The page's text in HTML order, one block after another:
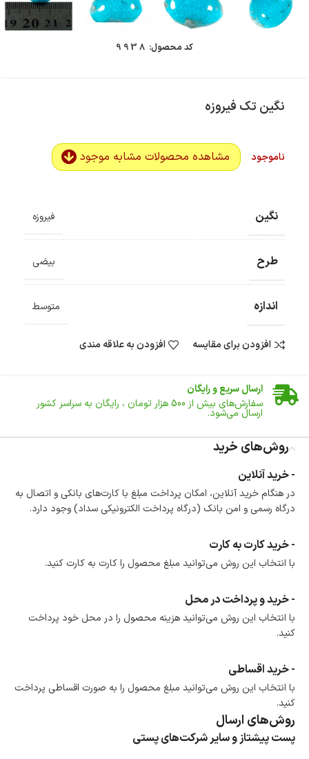
کد محصول: 9938
نگین تک فیروزه
ناموجود مشاهده محصولات مشابه موجود
نگین فیروزه
طرح بیضی
اندازه متوسط
افزودن برای مقایسه افزودن به علاقه مندی
ضمانت اصالت کالا
ارسال سریع و رایگان
سفارش‌های بیش از 500 هزار تومان ، رایگان به سراسر کشور
ارسال می‌شود.
تا 14 روز پس از تحویل کالا می‌توانید آن را برگشت دهید.
امکان پرداخت در محل
در هنگام خرید محصول، امکان انتخاب پرداخت در محل
وجود دارد.
امکان پرداخت اقساطی
است.
ضمانت اصالت کالا
گارانتی معتبر برای تمامی محصولات ارائه می‌شود.
روش‌های خرید
- خرید آنلاین
در هنگام خرید آنلاین، امکان پرداخت مبلغ با کارت‌های بانکی و اتصال به
درگاه رسمی و امن بانک (درگاه پرداخت الکترونیکی سداد) وجود دارد.
- خرید کارت به کارت
با انتخاب این روش می‌توانید مبلغ محصول را کارت به کارت کنید.
- خرید و پرداخت در محل
با انتخاب این روش می‌توانید هزینه محصول را در محل خود پرداخت
کنید.
- خرید اقساطی
با انتخاب این روش می‌توانید مبلغ محصول را به صورت اقساطی پرداخت
کنید.
روش‌های ارسال
پست پیشتاز و سایر شرکت‌های پستی